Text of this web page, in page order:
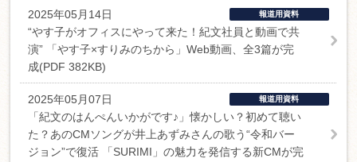
2025年05月14日 報道用資料
“やす子がオフィスにやって来た！紀文社員と動画で共
演” 「やす子×すりみのちから」Web動画、全3篇が完
成(PDF 382KB)
2025年05月07日 報道用資料
「紀文のはんぺんいかがです♪」懐かしい？初めて聴い
た？あのCMソングが井上あずみさんの歌う“令和バー
ジョン”で復活 「SURIMI」の魅力を発信する新CMが完